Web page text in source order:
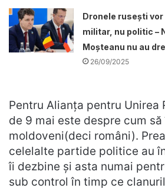
Dronele ruseşti
militar, nu politic –
Moșteanu nu au
26/09/2025
Pentru Alianța pentru Unirea
de 9 mai este despre cum
moldoveni(deci români).
celelalte partide politice au
îi dezbine și asta numai
sub control în timp ce